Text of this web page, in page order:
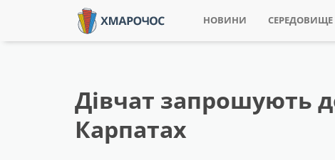
НОВИНИ СЕРЕДОВИЩЕ
Дівчат запрошують
Карпатах